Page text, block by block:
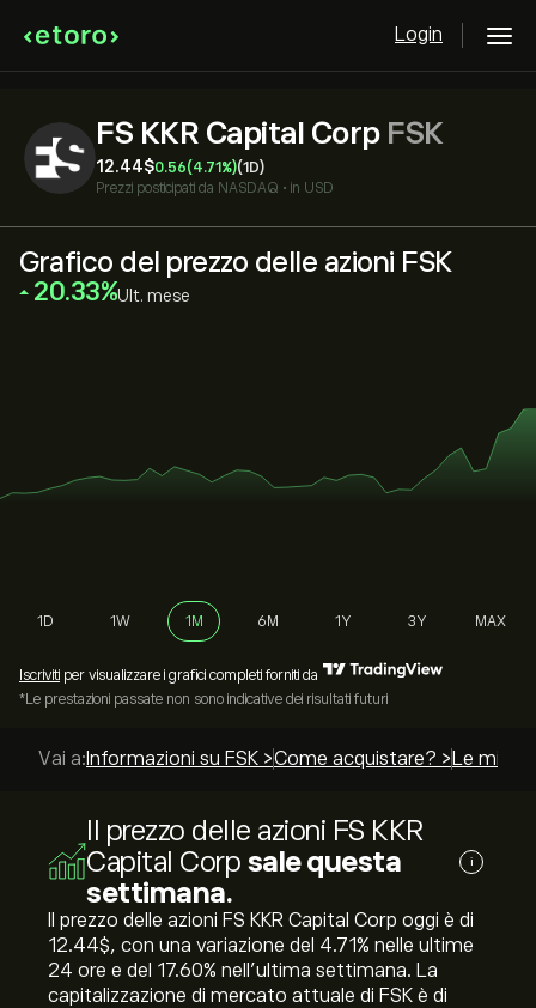
Login
FS KKR Capital Corp FSK
12.44‎$‎0.56(4.71%)(1D)
Prezzi posticipati da NASDAQ • in USD
Grafico del prezzo delle azioni FSK
‎20.33‎ Ult. mese
1D 1W 1M 6M 1Y 3Y MAX
Iscriviti per visualizzare i grafici completi forniti da
*Le prestazioni passate non sono indicative dei risultati futuri
Vai a: Informazioni su FSK >Come acquistare? > Le
Il prezzo delle azioni FS KKR
Capital Corp sale questa
settimana.
i
Il prezzo delle azioni FS KKR Capital Corp oggi è di
12.44‎$‎, con una variazione del ‎4.71‎% nelle ultime
24 ore e del ‎17.60‎% nell'ultima settimana. La
capitalizzazione di mercato attuale di FSK è di